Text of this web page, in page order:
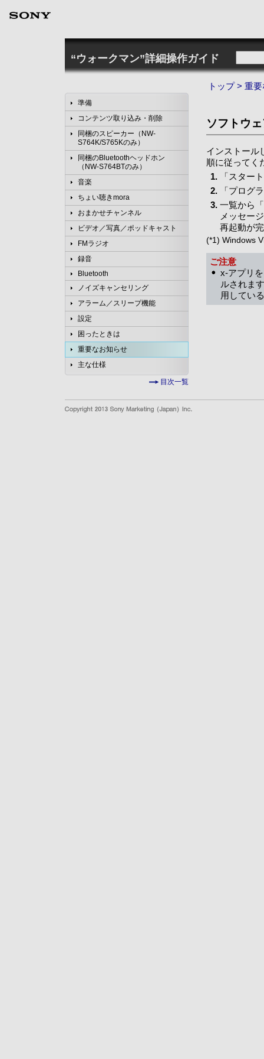
“ウォークマン”詳細操作ガイド
準備
コンテンツ取り込み・削除
同梱のスピーカー（NW-
S764K/S765Kのみ）
同梱のBluetoothヘッドホン
（NW-S764BTのみ）
音楽
ちょい聴きmora
おまかせチャンネル
ビデオ／写真／ポッドキャスト
FMラジオ
録音
Bluetooth
ノイズキャンセリング
アラーム／スリープ機能
設定
困ったときは
重要なお知らせ
主な仕様
目次一覧
トップ> 重
ソフトウ
インストール
順に従ってく
「スター
「プログ
一覧から
メッセー
再起動が
(*1) Windows
ご注意
x-アプリ
ルされま
用してい